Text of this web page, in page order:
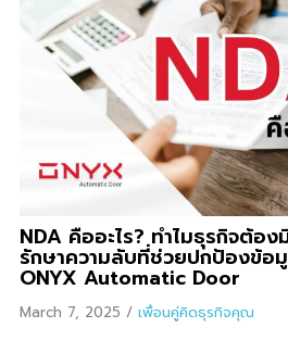
NDA คืออะไร? ทำไมธุรกิจต้
รักษาความลับที่ช่วยปกป้องข้
ONYX Automatic Door
March 7, 2025 / เพื่อนคู่คิดธุรกิจคุณ